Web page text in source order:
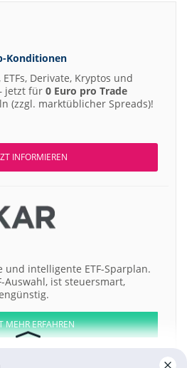
Konditionen
ETFs, Derivate, Kryptos und
jetzt für 0 Euro pro Trade
(zzgl. marktüblicher Spreads)!
INFORMIEREN
und intelligente ETF-Sparplan.
Auswahl, ist steuersmart,
MEHR ERFAHREN